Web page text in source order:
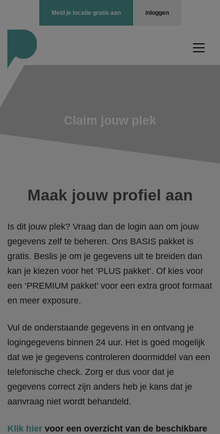
inloggen
Meld je locatie gratis aan
Claim jouw plek
Maak jouw profiel aan
Is dit jouw plek? Vraag dan de login aan om jouw
gegevens zelf te beheren. Ons BASIS pakket is
gratis. Beslis je om je gegevens uit te breiden dan
kan je kiezen voor het ‘PLUS pakket’. Of kies voor
een ‘PREMIUM pakket’ voor een extra groot formaat
en meer exposure.
Vul de onderstaande gegevens in en ontvang je
logingegevens binnen 24 uur. Het is goed mogelijk
dat we je gegevens controleren doormiddel van een
telefonische check. Zorg er dus voor dat je
gegevens correct zijn anders heb je kans dat je
aanvraag niet wordt behandeld.
Klik hier voor een overzicht van de beschikbare